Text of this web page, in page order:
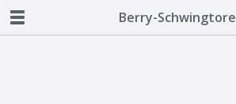
Berry-Schwingtore